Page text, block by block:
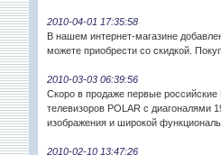
2010-04-01 17:35:58
В нашем интернет-магазине
можете приобрести со скидкой.
2010-03-03 06:39:56
Скоро в продаже первые российские
телевизоров POLAR с диагоналями
изображения и широкой
2010-02-10 13:47:26